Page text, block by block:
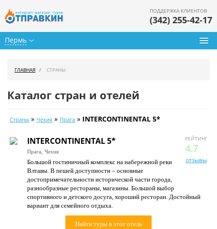
Пермь
ПОДДЕРЖКА КЛИЕНТОВ
(342) 255-42-17
Календарь туров
Цены дня
Страны
Как купить
О нас
ГЛАВНАЯ СТРАНЫ
Каталог стран и отелей
Страны » Чехия » Прага » INTERCONTINENTAL 5*
РЕЙТИНГ
4.7
отзывы
INTERCONTINENTAL 5*
Прага, Чехия
Большой гостиничный комплекс на набережной реки
Влтавы. В пешей доступности – основные
достопримечательности исторической части города,
разнообразные рестораны, магазины. Большой выбор
спортивного и детского досуга, хороший ресторан. Достойный
вариант для семейного отдыха.
Найти туры в этот отель